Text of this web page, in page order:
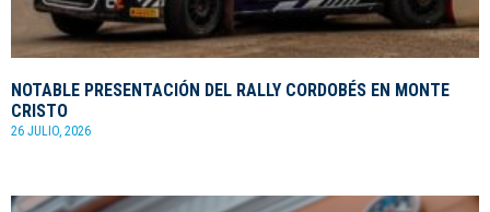
NOTABLE PRESENTACIÓN DEL RALLY CORDOBÉS EN MONTE
CRISTO
26 JULIO, 2026